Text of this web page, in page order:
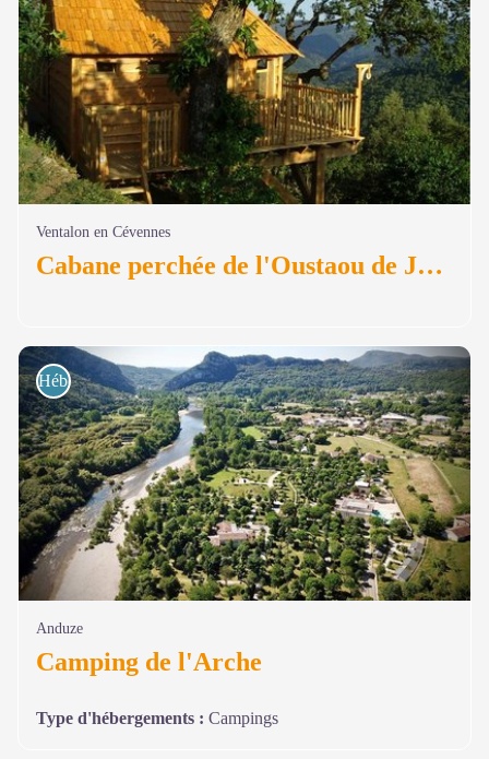
Ventalon en Cévennes
Cabane perchée de l'Oustaou de Joséphine
Hébergements
Anduze
Camping de l'Arche
Type d'hébergements : Campings